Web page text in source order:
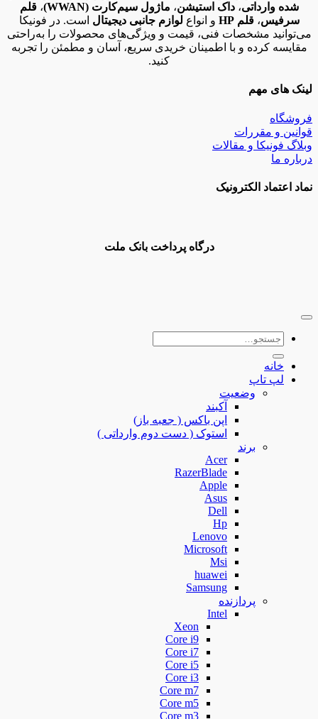
شده وارداتی،داک استیشن، ماژول سیم‌کارت (WWAN) ،قلم
سرفیس،قلم HP و انواع لوازم جانبی دیجیتال است. در فونیکا
می‌توانید مشخصات فنی، قیمت و ویژگی‌های محصولات را به‌راحتی
مقایسه کرده و با اطمینان خریدی سریع، آسان و مطمئن را تجربه
کنید.
لینک های مهم
فروشگاه
قوانین و مقررات
وبلاگ فونیکا و مقالات
درباره ما
نماد اعتماد الکترونیک
درگاه پرداخت بانک ملت
جستجو
خانه
لپ تاپ
وضعیت
آکبند
اپن باکس ( جعبه باز)
استوک ( دست دوم وارداتی )
برند
Acer
RazerBlade
Apple
Asus
Dell
Hp
Lenovo
Microsoft
Msi
huawei
Samsung
پردازنده
Intel
Xeon
Core i9
Core i7
Core i5
Core i3
Core m7
Core m5
Core m3